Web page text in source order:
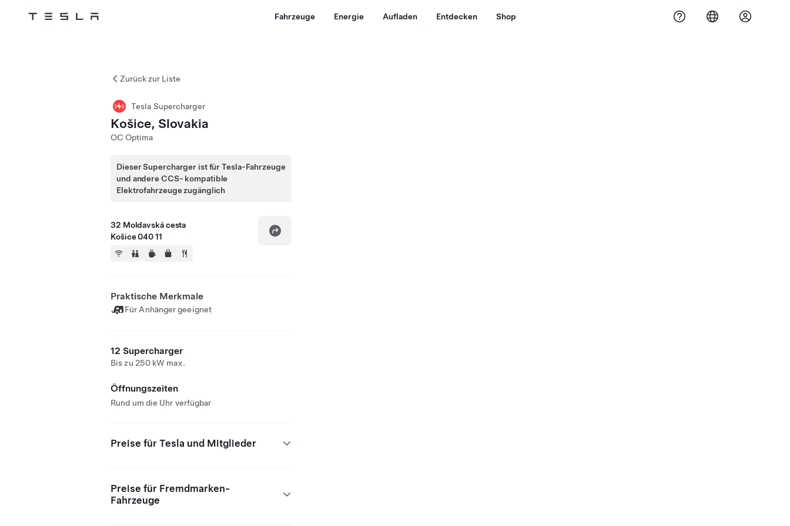
Tesla Fahrzeuge Energie Aufladen Entdecken Shop
Zurück zur Liste
Tesla Supercharger
Košice, Slovakia
OC Optima
Dieser Supercharger ist für Tesla-Fahrzeuge
und andere CCS- kompatible
Elektrofahrzeuge zugänglich
32 Moldavská cesta
Košice 040 11
Praktische Merkmale
Für Anhänger geeignet
12 Supercharger
Bis zu 250 kW max.
Öffnungszeiten
Rund um die Uhr verfügbar
Preise für Tesla und Mitglieder
Preise für Fremdmarken-
Fahrzeuge